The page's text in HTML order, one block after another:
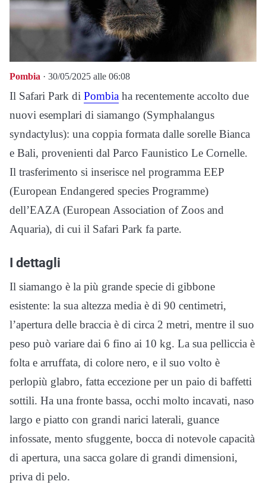
Pombia · 30/05/2025 alle 06:08
Il Safari Park di Pombia ha recentemente accolto due
nuovi esemplari di siamango (Symphalangus
syndactylus): una coppia formata dalle sorelle Bianca
e Bali, provenienti dal Parco Faunistico Le Cornelle.
Il trasferimento si inserisce nel programma EEP
(European Endangered species Programme)
dell’EAZA (European Association of Zoos and
Aquaria), di cui il Safari Park fa parte.
I dettagli
Il siamango è la più grande specie di gibbone
esistente: la sua altezza media è di 90 centimetri,
l’apertura delle braccia è di circa 2 metri, mentre il suo
peso può variare dai 6 fino ai 10 kg. La sua pelliccia è
folta e arruffata, di colore nero, e il suo volto è
perlopiù glabro, fatta eccezione per un paio di baffetti
sottili. Ha una fronte bassa, occhi molto incavati, naso
largo e piatto con grandi narici laterali, guance
infossate, mento sfuggente, bocca di notevole capacità
di apertura, una sacca golare di grandi dimensioni,
priva di pelo.